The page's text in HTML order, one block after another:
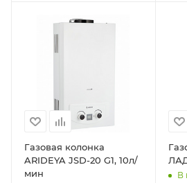
Газовая колонка
ARIDEYA JSD-20 G1, 10л/
мин
В